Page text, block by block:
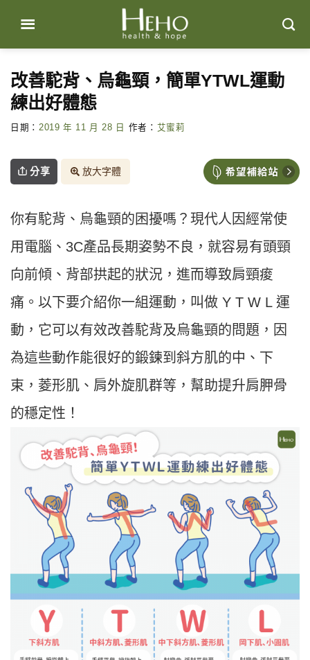
content
改善駝背、烏龜頸，簡單YTWL運動
練出好體態
日期： 2019 年 11 月 28 日 作者： 艾蜜莉
分享 放大字體
你有駝背、烏龜頸的困擾嗎？現代人因經常使
用電腦、3C產品長期姿勢不良，就容易有頭頸
向前傾、背部拱起的狀況，進而導致肩頸痠
痛。以下要介紹你一組運動，叫做 Y T W L 運
動，它可以有效改善駝背及烏龜頸的問題，因
為這些動作能很好的鍛鍊到斜方肌的中、下
束，菱形肌、肩外旋肌群等，幫助提升肩胛骨
的穩定性！